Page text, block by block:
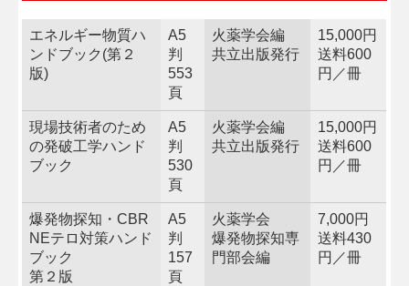
エネルギー物質ハ
ンドブック(第２
版)
A5
判
553
頁
火薬学会編
共立出版発行
15,000円
送料600
円／冊
現場技術者のため
の発破工学ハンド
ブック
A5
判
530
頁
火薬学会編
共立出版発行
15,000円
送料600
円／冊
爆発物探知・CBR
NEテロ対策ハンド
ブック
第２版
A5
判
157
頁
火薬学会
爆発物探知専
門部会編
7,000円
送料430
円／冊